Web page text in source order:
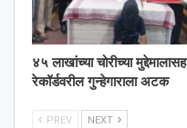
४५ लाखांच्या चोरीच्या मुद्देमालासह
रेकॉर्डवरील गुन्हेगाराला अटक
PREV NEXT